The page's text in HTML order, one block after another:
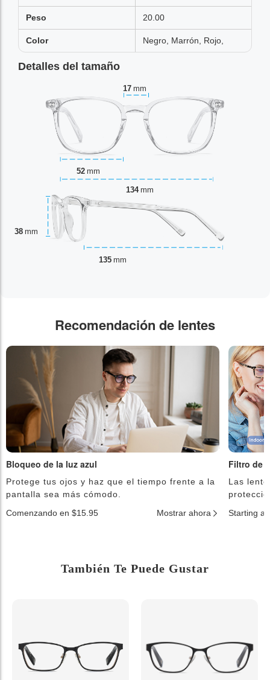
Peso 20.00
Color Negro, Marrón, Rojo,
Detalles del tamaño
17 mm
52 mm
38 mm
134 mm
135 mm
Recomendación de lentes
Bloqueo de la luz azul
Protege tus ojos y haz que el tiempo frente a la
pantalla sea más cómodo.
Comenzando en $15.95
Mostrar ahora
Filtro de
Las
Starting at
También Te Puede Gustar